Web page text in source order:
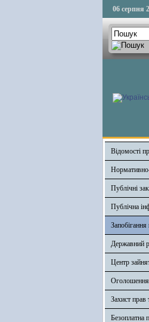
06 серпня
Відомості
Публічні
Публічна
Державний
Центр
Оголошення
Захист прав
Безоплатна